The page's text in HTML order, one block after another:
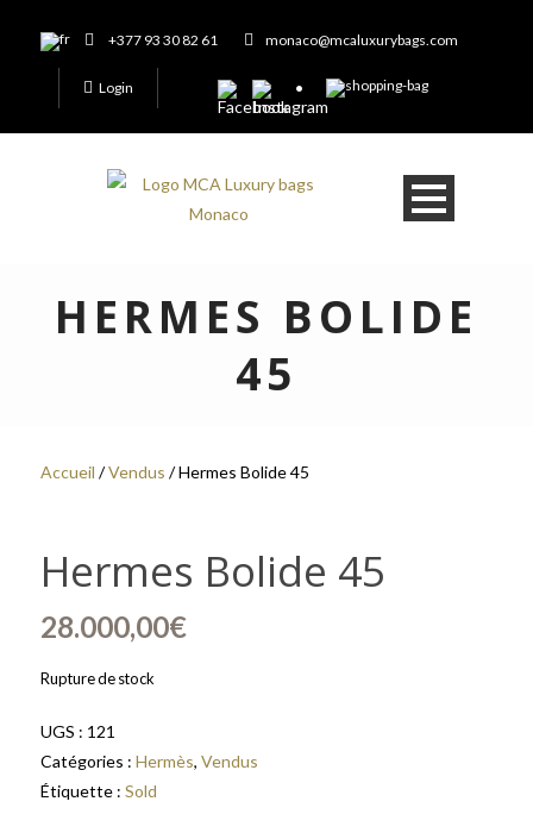
+377 93 30 82 61 monaco@mcaluxurybags.com
Login
HERMES BOLIDE
45
Accueil /Vendus / Hermes Bolide 45
Hermes Bolide 45
28.000,00€
Rupture de stock
UGS : 121
Catégories : Hermès, Vendus
Étiquette : Sold